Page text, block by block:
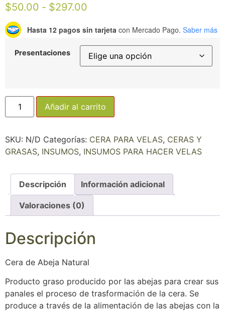
$50.00 - $297.00
Hasta 12 pagos sin tarjeta con Mercado Pago. Saber más
Presentaciones
Añadir al carrito
SKU: N/D Categorías: CERA PARA VELAS, CERAS Y
GRASAS, INSUMOS, INSUMOS PARA HACER VELAS
Descripción Información adicional
Valoraciones (0)
Descripción
Cera de Abeja Natural
Producto graso producido por las abejas para crear sus
panales el proceso de trasformación de la cera. Se
produce a través de la alimentación de las abejas con la